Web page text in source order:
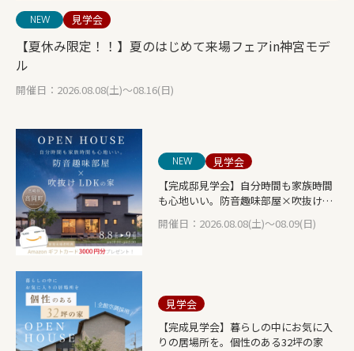
NEW 見学会
【夏休み限定！！】夏のはじめて来場フェアin神宮モデ
ル
開催日：2026.08.08(土)～08.16(日)
NEW
見学会
【完成邸見学会】自分時間も家族時間
も心地いい。防音趣味部屋×吹抜け
LDKの家
開催日：2026.08.08(土)～08.09(日)
見学会
【完成見学会】暮らしの中にお気に入
りの居場所を。個性のある32坪の家